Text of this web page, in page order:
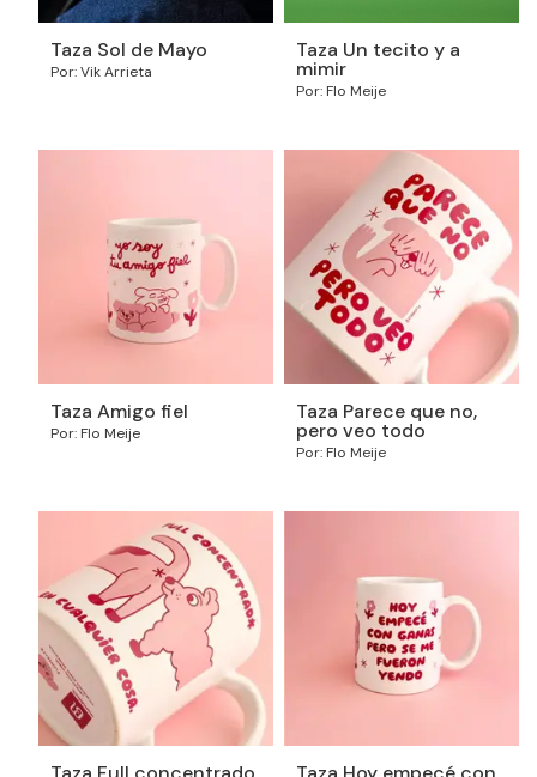
Taza Sol de Mayo
Por: Vik Arrieta
Taza Un tecito y a
mimir
Por: Flo Meije
Taza Amigo fiel
Por: Flo Meije
Taza Parece que no,
pero veo todo
Por: Flo Meije